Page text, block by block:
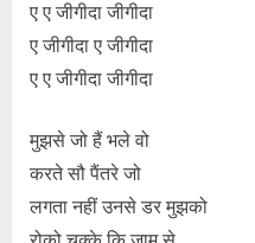
ए ए जीगीदा जीगीदा
ए जीगीदा ए जीगीदा
ए ए जीगीदा जीगीदा
मुझसे जो हैं भले वो
करते सौ पैंतरे जो
लगता नहीं उनसे डर मुझको